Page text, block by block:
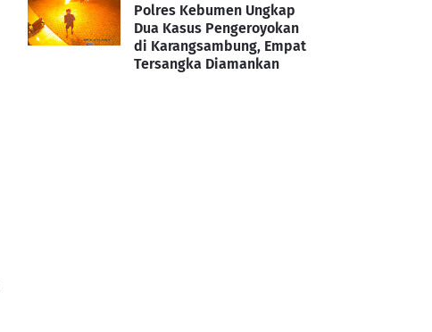
Polres Kebumen Ungkap
Dua Kasus Pengeroyokan
di Karangsambung, Empat
Tersangka Diamankan